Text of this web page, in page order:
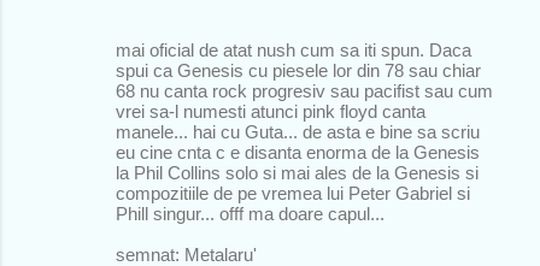
mai oficial de atat nush cum sa iti spun. Daca
spui ca Genesis cu piesele lor din 78 sau chiar
68 nu canta rock progresiv sau pacifist sau cum
vrei sa-l numesti atunci pink floyd canta
manele... hai cu Guta... de asta e bine sa scriu
eu cine cnta c e disanta enorma de la Genesis
la Phil Collins solo si mai ales de la Genesis si
compozitiile de pe vremea lui Peter Gabriel si
Phill singur... offf ma doare capul...
semnat: Metalaru'